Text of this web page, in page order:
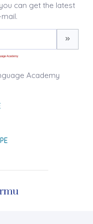
can get the latest
Academy